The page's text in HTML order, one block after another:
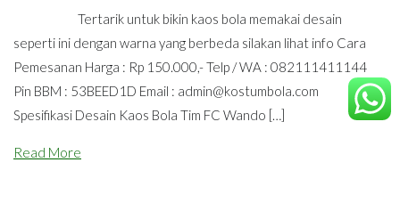
Tertarik untuk bikin kaos bola memakai desain
seperti ini dengan warna yang berbeda silakan lihat info Cara
Pemesanan Harga : Rp 150.000,- Telp / WA : 082111411144
Pin BBM : 53BEED1D Email : admin@kostumbola.com
Spesifikasi Desain Kaos Bola Tim FC Wando […]
Read More